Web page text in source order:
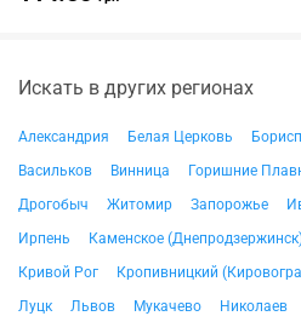
Искать в других регионах
Александрия Белая Церковь
Васильков
Винница Горишние
Дрогобыч
Житомир Запорожье
Ирпень
Каменское
Кривой Рог
Кропивницкий
Луцк
Львов Мукачево Николаев